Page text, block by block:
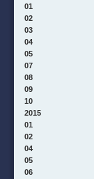
01
02
03
04
05
07
08
09
10
2015
01
02
04
05
06